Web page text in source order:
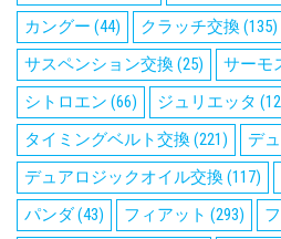
カングー (44) クラッチ交換(135)
サスペンション交換(25) サーモ
シトロエン (66) ジュリエッタ
タイミングベルト交換(221) デ
デュアロジックオイル交換(117)
パンダ(43) フィアット (293)